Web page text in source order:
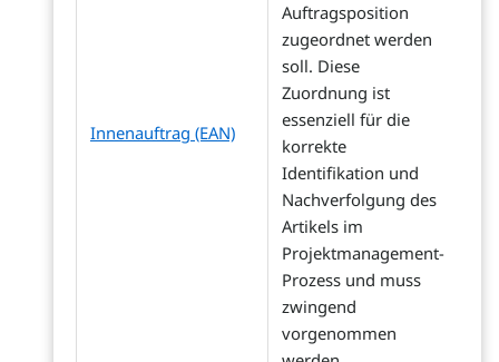
Innenauftrag (EAN)
Auftragsposition
zugeordnet werden
soll. Diese
Zuordnung ist
essenziell für die
korrekte
Identifikation und
Nachverfolgung des
Artikels im
Projektmanagement-
Prozess und muss
zwingend
vorgenommen